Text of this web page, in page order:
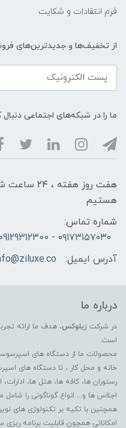
فرم انتقادات و شکایت
از تخفیف‌ها و جدیدترین‌های
ما را در شبکه‌های اجتماعی دنبال
هفت روز
هستیم
شماره تماس:
۰۹۱۷۳۱۵۷۰۳۰ - 09129312300 - 07137742255
آدرس ایمیل:
درباره ما
در شرکت زیلوکس، هدف ما ارائه
است.
محصولات ما از دستگاه های
خانه و محل کار ، تا دستگاه های
رستوران ها، کافه ها، هتل ها،
اجلاس ها و... انواع گوناگونی را
همچنین با تکیه بر تکنولوژی های
امکاناتی همچون قابلیت برنامه